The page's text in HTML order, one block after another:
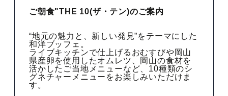
ご朝食"THE 10(ザ・テン)のご案内
“地元の魅力と、新しい発見”をテーマにした
和洋ブッフェ。
ライブキッチンで仕上げるおむすびや岡山
県産卵を使用したオムレツ、岡山の食材を
活かしたご当地メニューなど、10種類のシ
グネチャーメニューをお楽しみいただけま
す。